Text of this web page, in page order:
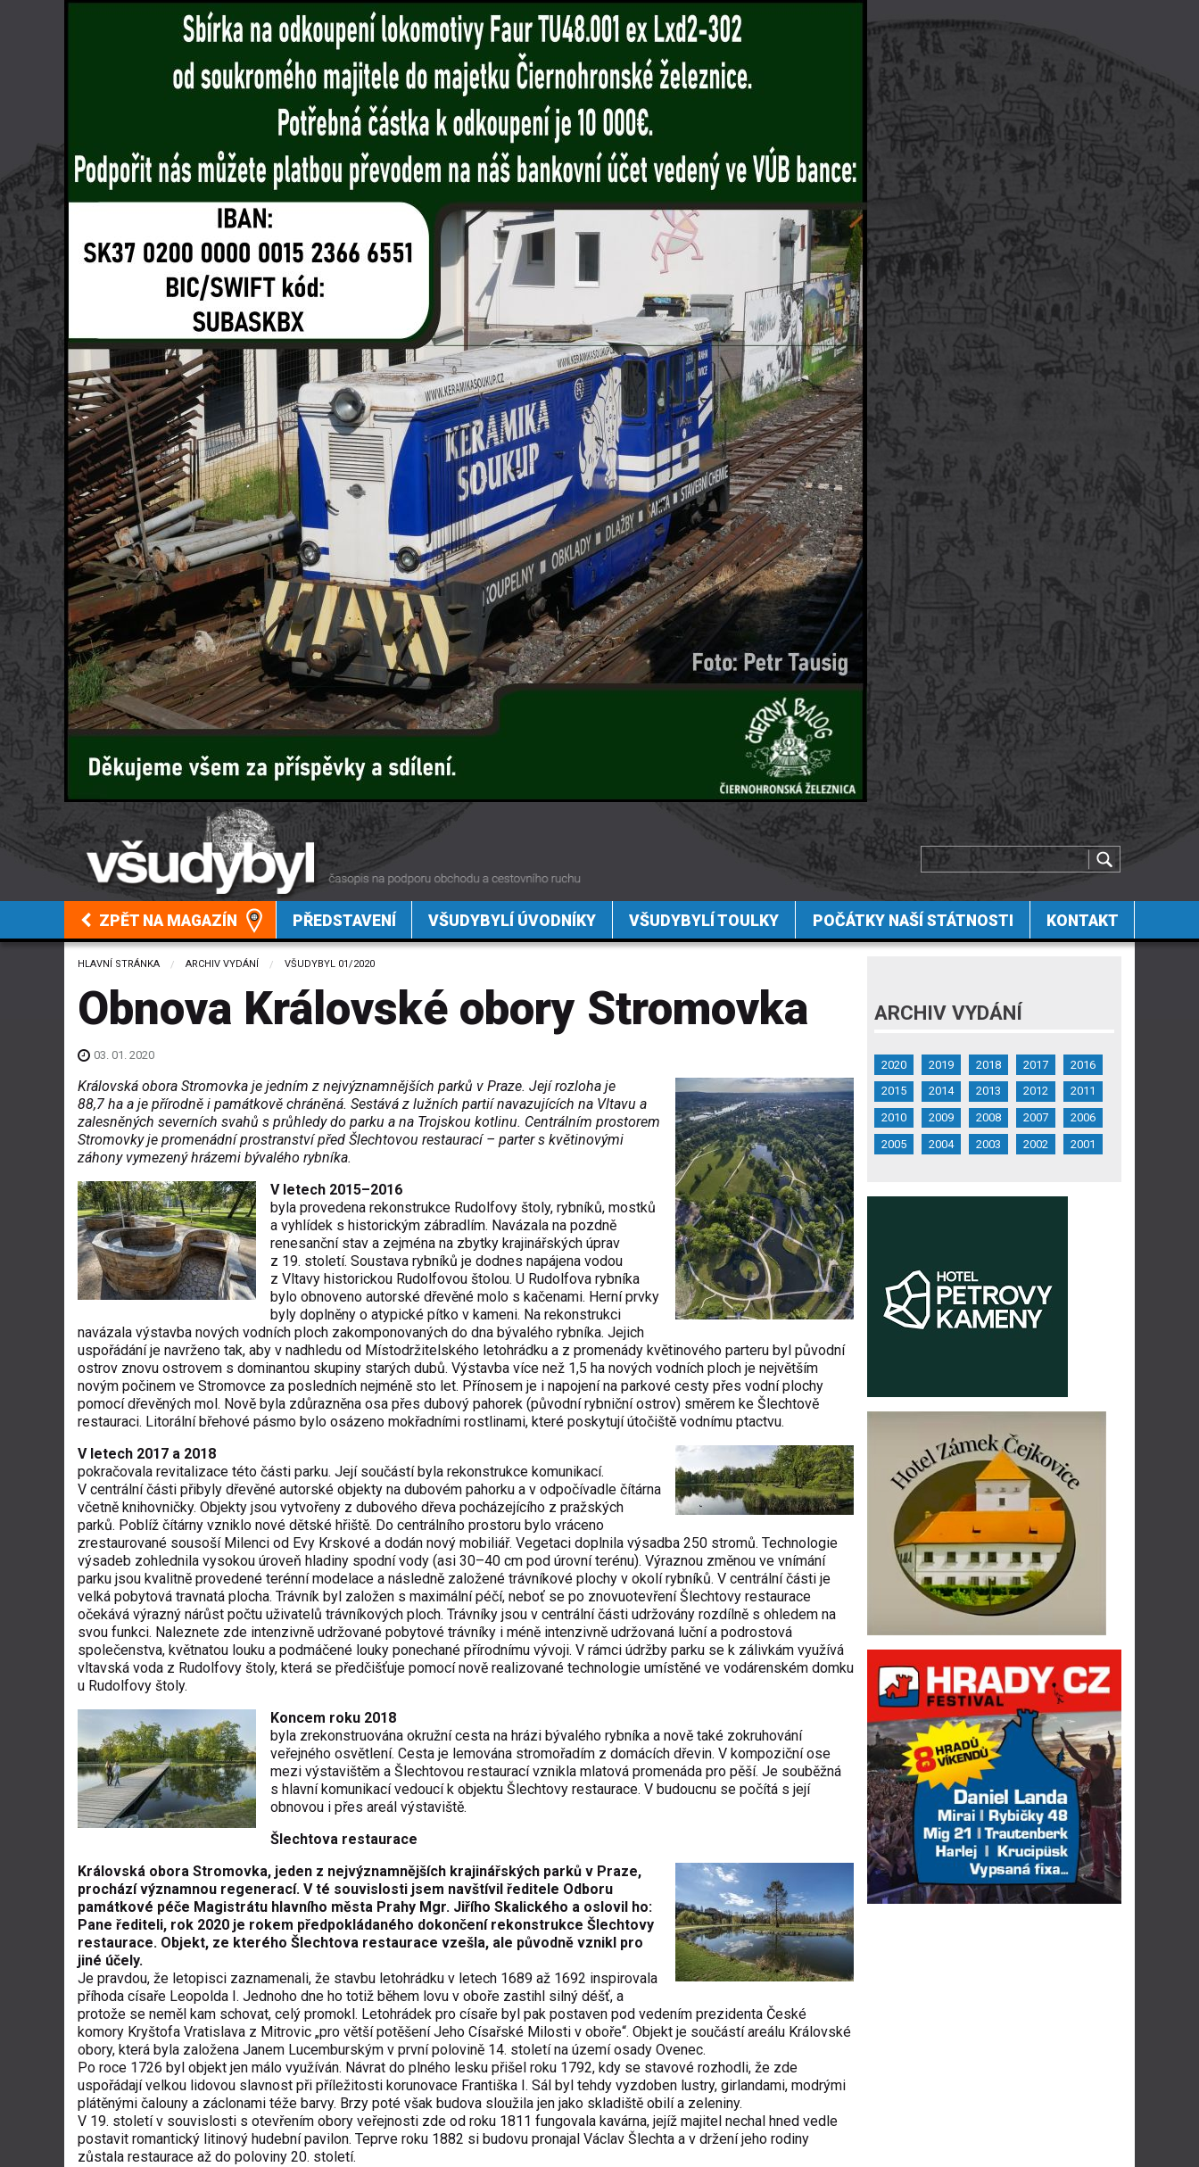
ZPĚT NA MAGAZÍN PŘEDSTAVENÍ VŠUDYBYLÍ ÚVODNÍKY VŠUDYBYLÍ TOULKY POČÁTKY NAŠÍ STÁTNOSTI KONTAKT
HLAVNÍ STRÁNKA ARCHIV VYDÁNÍ VŠUDYBYL 01/2020
Obnova Královské obory Stromovka
03. 01. 2020
Královská obora Stromovka je jedním z nejvýznamnějších parků v Praze. Její rozloha je
88,7 ha a je přírodně i památkově chráněná. Sestává z lužních partií navazujících na Vltavu a
zalesněných severních svahů s průhledy do parku a na Trojskou kotlinu. Centrálním prostorem
Stromovky je promenádní prostranství před Šlechtovou restaurací – parter s květinovými
záhony vymezený hrázemi bývalého rybníka.
V letech 2015–2016
byla provedena rekonstrukce Rudolfovy štoly, rybníků, mostků
a vyhlídek s historickým zábradlím. Navázala na pozdně
renesanční stav a zejména na zbytky krajinářských úprav
z 19. století. Soustava rybníků je dodnes napájena vodou
z Vltavy historickou Rudolfovou štolou. U Rudolfova rybníka
bylo obnoveno autorské dřevěné molo s kačenami. Herní prvky
byly doplněny o atypické pítko v kameni. Na rekonstrukci
navázala výstavba nových vodních ploch zakomponovaných do dna bývalého rybníka. Jejich
uspořádání je navrženo tak, aby v nadhledu od Místodržitelského letohrádku a z promenády květinového parteru byl původní
ostrov znovu ostrovem s dominantou skupiny starých dubů. Výstavba více než 1,5 ha nových vodních ploch je největším
novým počinem ve Stromovce za posledních nejméně sto let. Přínosem je i napojení na parkové cesty přes vodní plochy
pomocí dřevěných mol. Nově byla zdůrazněna osa přes dubový pahorek (původní rybniční ostrov) směrem ke Šlechtově
restauraci. Litorální břehové pásmo bylo osázeno mokřadními rostlinami, které poskytují útočiště vodnímu ptactvu.
V letech 2017 a 2018
pokračovala revitalizace této části parku. Její součástí byla rekonstrukce komunikací.
V centrální části přibyly dřevěné autorské objekty na dubovém pahorku a v odpočívadle čítárna
včetně knihovničky. Objekty jsou vytvořeny z dubového dřeva pocházejícího z pražských
parků. Poblíž čítárny vzniklo nové dětské hřiště. Do centrálního prostoru bylo vráceno
zrestaurované sousoší Milenci od Evy Krskové a dodán nový mobiliář. Vegetaci doplnila výsadba 250 stromů. Technologie
výsadeb zohlednila vysokou úroveň hladiny spodní vody (asi 30–40 cm pod úrovní terénu). Výraznou změnou ve vnímání
parku jsou kvalitně provedené terénní modelace a následně založené trávníkové plochy v okolí rybníků. V centrální části je
velká pobytová travnatá plocha. Trávník byl založen s maximální péčí, neboť se po znovuotevření Šlechtovy restaurace
očekává výrazný nárůst počtu uživatelů trávníkových ploch. Trávníky jsou v centrální části udržovány rozdílně s ohledem na
svou funkci. Naleznete zde intenzivně udržované pobytové trávníky i méně intenzivně udržovaná luční a podrostová
společenstva, květnatou louku a podmáčené louky ponechané přírodnímu vývoji. V rámci údržby parku se k zálivkám využívá
vltavská voda z Rudolfovy štoly, která se předčišťuje pomocí nově realizované technologie umístěné ve vodárenském domku
u Rudolfovy štoly.
Koncem roku 2018
byla zrekonstruována okružní cesta na hrázi bývalého rybníka a nově také zokruhování
veřejného osvětlení. Cesta je lemována stromořadím z domácích dřevin. V kompoziční ose
mezi výstavištěm a Šlechtovou restaurací vznikla mlatová promenáda pro pěší. Je souběžná
s hlavní komunikací vedoucí k objektu Šlechtovy restaurace. V budoucnu se počítá s její
obnovou i přes areál výstaviště.
Šlechtova restaurace
Královská obora Stromovka, jeden z nejvýznamnějších krajinářských parků v Praze,
prochází významnou regenerací. V té souvislosti jsem navštívil ředitele Odboru
památkové péče Magistrátu hlavního města Prahy Mgr. Jiřího Skalického a oslovil ho:
Pane řediteli, rok 2020 je rokem předpokládaného dokončení rekonstrukce Šlechtovy
restaurace. Objekt, ze kterého Šlechtova restaurace vzešla, ale původně vznikl pro
jiné účely.
Je pravdou, že letopisci zaznamenali, že stavbu letohrádku v letech 1689 až 1692 inspirovala
příhoda císaře Leopolda I. Jednoho dne ho totiž během lovu v oboře zastihl silný déšť, a
protože se neměl kam schovat, celý promokl. Letohrádek pro císaře byl pak postaven pod vedením prezidenta České
komory Kryštofa Vratislava z Mitrovic „pro větší potěšení Jeho Císařské Milosti v oboře“. Objekt je součástí areálu Královské
obory, která byla založena Janem Lucemburským v první polovině 14. století na území osady Ovenec.
Po roce 1726 byl objekt jen málo využíván. Návrat do plného lesku přišel roku 1792, kdy se stavové rozhodli, že zde
uspořádají velkou lidovou slavnost při příležitosti korunovace Františka I. Sál byl tehdy vyzdoben lustry, girlandami, modrými
plátěnými čalouny a záclonami téže barvy. Brzy poté však budova sloužila jen jako skladiště obilí a zeleniny.
V 19. století v souvislosti s otevřením obory veřejnosti zde od roku 1811 fungovala kavárna, jejíž majitel nechal hned vedle
postavit romantický litinový hudební pavilon. Teprve roku 1882 si budovu pronajal Václav Šlechta a v držení jeho rodiny
zůstala restaurace až do poloviny 20. století.
ARCHIV VYDÁNÍ
2020 2019 2018 2017
2016
2015
2014 2013 2012
2011
2010
2009 2008 2007
2006
2005
2004 2003 2002 2001